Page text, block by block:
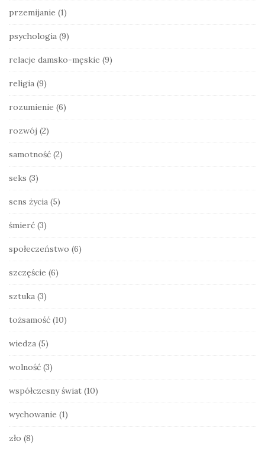
przemijanie (1)
psychologia (9)
relacje damsko-męskie (9)
religia (9)
rozumienie (6)
rozwój (2)
samotność (2)
seks (3)
sens życia (5)
śmierć (3)
społeczeństwo (6)
szczęście (6)
sztuka (3)
tożsamość (10)
wiedza (5)
wolność (3)
współczesny świat (10)
wychowanie (1)
zło (8)